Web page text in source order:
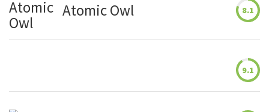
Atomic Owl 8.1
9.1